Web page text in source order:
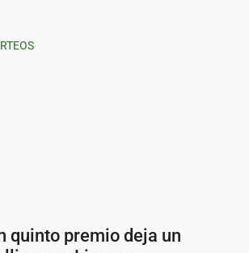
quinto premio deja un